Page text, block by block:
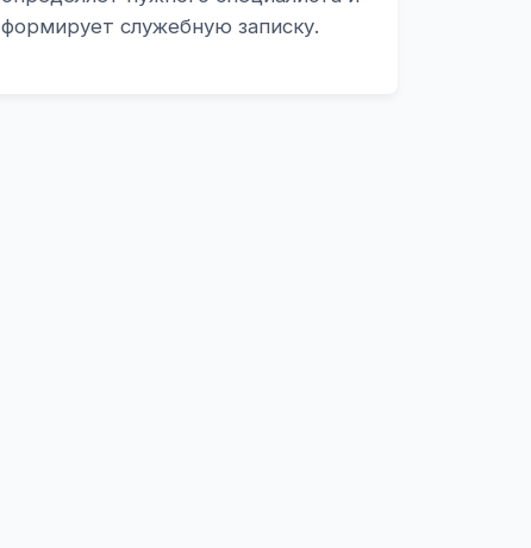
формирует служебную записку.